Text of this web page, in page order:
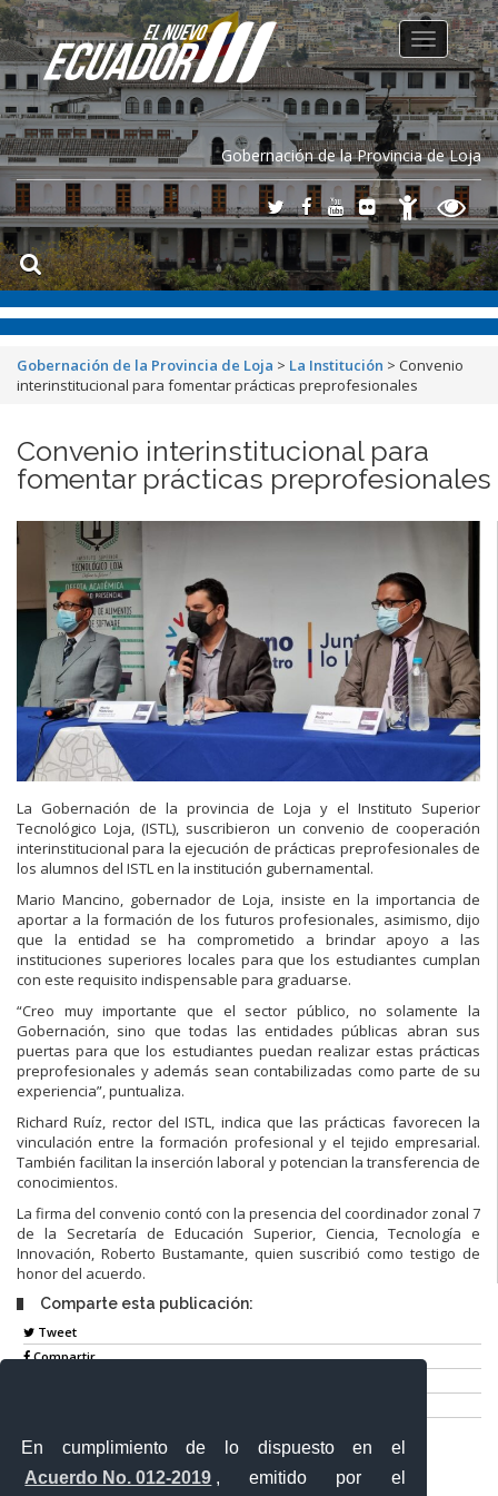
En cumplimiento de lo dispuesto en el
Acuerdo No. 012-2019 , emitido por el
Gobernación de la Provincia de Loja
Toggle
navigation
Gobernación de la Provincia de Loja > La Institución > Convenio
interinstitucional para fomentar prácticas preprofesionales
Convenio interinstitucional para
fomentar prácticas preprofesionales
La Gobernación de la provincia de Loja y el Instituto Superior
Tecnológico Loja, (ISTL), suscribieron un convenio de cooperación
interinstitucional para la ejecución de prácticas preprofesionales de
los alumnos del ISTL en la institución gubernamental.
Mario Mancino, gobernador de Loja, insiste en la importancia de
aportar a la formación de los futuros profesionales, asimismo, dijo
que la entidad se ha comprometido a brindar apoyo a las
instituciones superiores locales para que los estudiantes cumplan
con este requisito indispensable para graduarse.
“Creo muy importante que el sector público, no solamente la
Gobernación, sino que todas las entidades públicas abran sus
puertas para que los estudiantes puedan realizar estas prácticas
preprofesionales y además sean contabilizadas como parte de su
experiencia”, puntualiza.
Richard Ruíz, rector del ISTL, indica que las prácticas favorecen la
vinculación entre la formación profesional y el tejido empresarial.
También facilitan la inserción laboral y potencian la transferencia de
conocimientos.
La firma del convenio contó con la presencia del coordinador zonal 7
de la Secretaría de Educación Superior, Ciencia, Tecnología e
Innovación, Roberto Bustamante, quien suscribió como testigo de
honor del acuerdo.
Comparte esta publicación:
Tweet
Compartir
Entérate